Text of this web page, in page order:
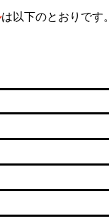
は以下のとおりです。